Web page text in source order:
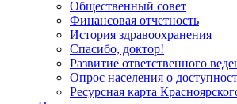
Общественный совет
Финансовая отчетность
История здравоохранения
Спасибо, доктор!
Развитие ответственного
Опрос населения о
Ресурсная карта